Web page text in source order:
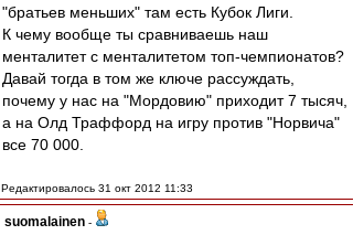
"братьев меньших" там есть Кубок Лиги.
К чему вообще ты сравниваешь наш
менталитет с менталитетом топ-чемпионатов?
Давай тогда в том же ключе рассуждать,
почему у нас на "Мордовию" приходит 7 тысяч,
а на Олд Траффорд на игру против "Норвича"
все 70 000.
Редактировалось 31 окт 2012 11:33
suomalainen -